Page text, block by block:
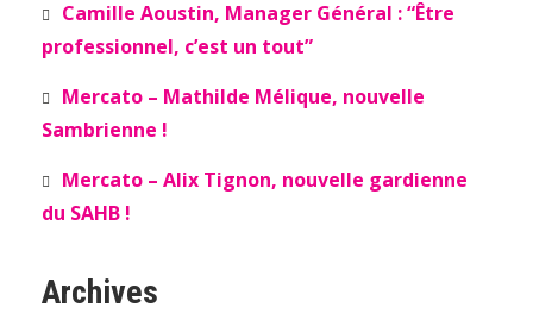
Camille Aoustin, Manager Général : “Être
professionnel, c’est un tout”
Mercato – Mathilde Mélique, nouvelle
Sambrienne !
Mercato – Alix Tignon, nouvelle gardienne
du SAHB !
Archives